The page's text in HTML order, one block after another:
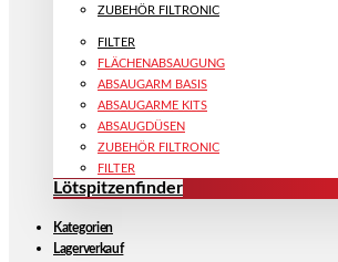
ZUBEHÖR FILTRONIC
FILTER
FLÄCHENABSAUGUNG
ABSAUGARM BASIS
ABSAUGARME KITS
ABSAUGDÜSEN
ZUBEHÖR FILTRONIC
FILTER
Lötspitzenfinder
Kategorien
Lagerverkauf